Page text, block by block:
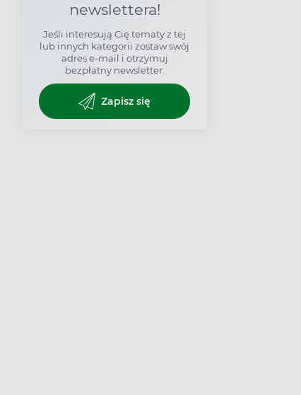
newslettera!
Jeśli interesują Cię tematy z tej
lub innych kategorii zostaw swój
adres e-mail i otrzymuj
bezpłatny newsletter.
Zapisz się